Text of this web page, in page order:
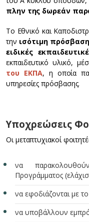
πλην της δωρεάν
Το Εθνικό και
την ισότιμη
ειδικές
εκπαιδευτικό υλικό,
του ΕΚΠΑ, η οποία
υπηρεσίες πρόσβασης.
Υποχρεώσεις
Οι μεταπτυχιακοί
να
Προγράμματος
να εφοδιάζονται με
να υποβάλλουν